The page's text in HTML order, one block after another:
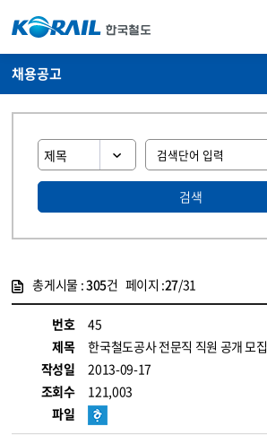
채용공고
검색
총게시물 :305건 페이지 :27/31
번호
45
제목
한국철도공사 전문직 직원 공개 모집
작성일
2013-09-17
조회수
121,003
파일